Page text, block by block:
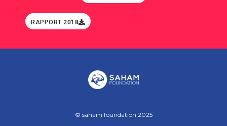
RAPPORT 2018
© saham foundation 2025